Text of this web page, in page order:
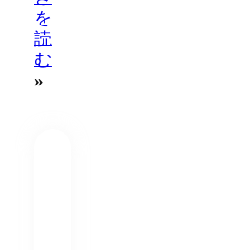
を
読
む
»